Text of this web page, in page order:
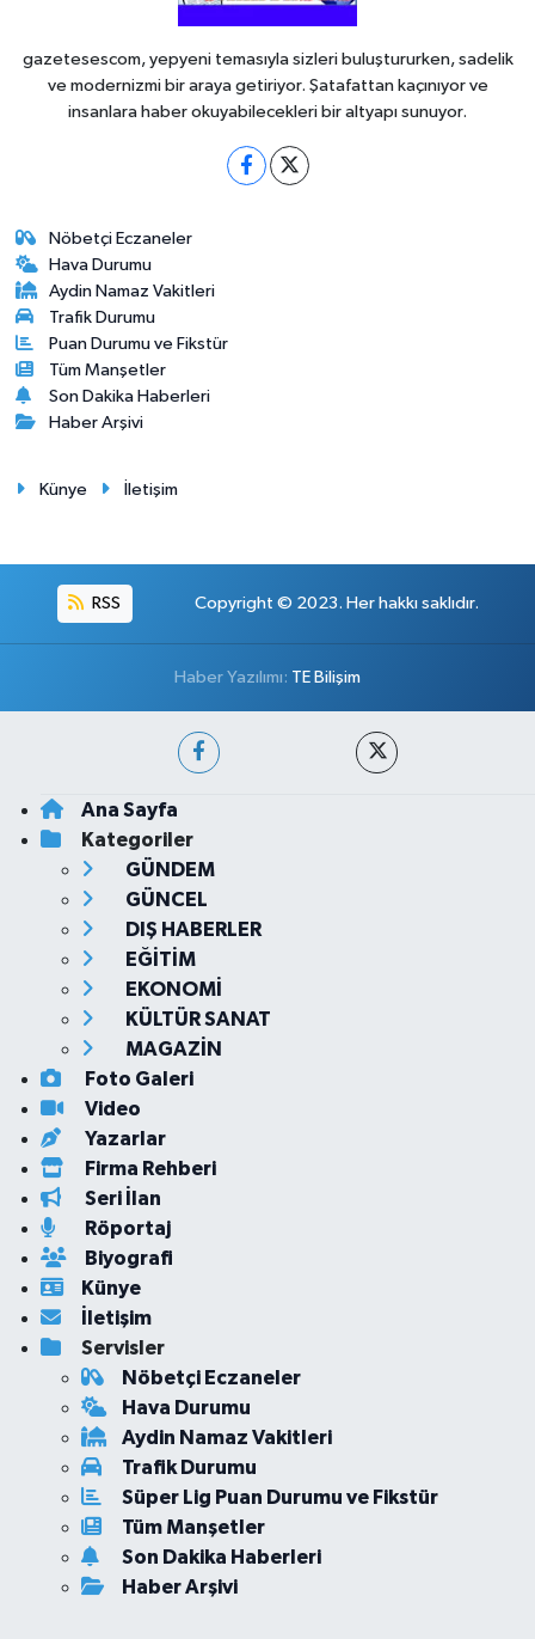
gazetesescom, yepyeni temasıyla sizleri buluştururken, sadelik
ve modernizmi bir araya getiriyor. Şatafattan kaçınıyor ve
insanlara haber okuyabilecekleri bir altyapı sunuyor.
Nöbetçi Eczaneler
Hava Durumu
Aydin Namaz Vakitleri
Trafik Durumu
Puan Durumu ve Fikstür
Tüm Manşetler
Son Dakika Haberleri
Haber Arşivi
Künye İletişim
RSS Copyright © 2023. Her hakkı saklıdır.
Haber Yazılımı: TE Bilişim
Ana Sayfa
Kategoriler
GÜNDEM
GÜNCEL
DIŞ HABERLER
EĞİTİM
EKONOMİ
KÜLTÜR SANAT
MAGAZİN
Foto Galeri
Video
Yazarlar
Firma Rehberi
Seri İlan
Röportaj
Biyografi
Künye
İletişim
Servisler
Nöbetçi Eczaneler
Hava Durumu
Aydin Namaz Vakitleri
Trafik Durumu
Süper Lig Puan Durumu ve Fikstür
Tüm Manşetler
Son Dakika Haberleri
Haber Arşivi